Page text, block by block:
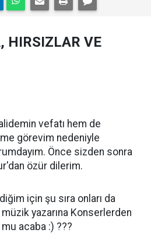
HIRSIZLAR VE
vefatı hem de
görevim nedeniyle
Önce sizden sonra
özür dilerim.
için şu sıra onları da
yazarına Konserlerden
acaba :) ???